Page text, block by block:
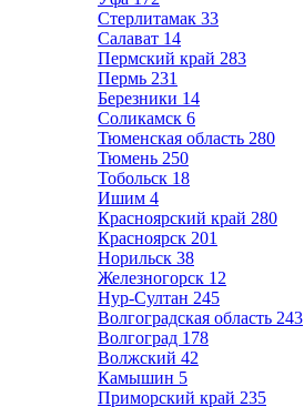
Стерлитамак 33
Салават 14
Пермский край 283
Пермь 231
Березники 14
Соликамск 6
Тюменская область 280
Тюмень 250
Тобольск 18
Ишим 4
Красноярский край 280
Красноярск 201
Норильск 38
Железногорск 12
Нур-Султан 245
Волгоградская область 243
Волгоград 178
Волжский 42
Камышин 5
Приморский край 235